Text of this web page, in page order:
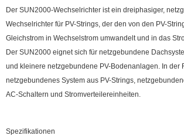
Der SUN2000-Wechselrichter ist ein dreiphasiger,
Wechselrichter für PV-Strings, der den von den PV-
Gleichstrom in Wechselstrom umwandelt und in das
Der SUN2000 eignet sich für netzgebundene
und kleinere netzgebundene PV-Bodenanlagen. In der
netzgebundenes System aus PV-Strings,
AC-Schaltern und Stromverteilereinheiten.
Spezifikationen